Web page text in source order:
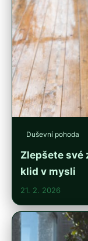
Duševní pohoda
Zlepšete své
klid v mysli
21. 2. 2026